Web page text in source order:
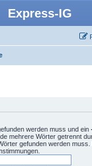
Express-IG
werden muss und ein
mehrere Wörter getrennt
gefunden werden muss.